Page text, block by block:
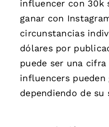
influencer con 30k
ganar con
circunstancias
dólares por
puede ser una
influencers pueden
dependiendo de